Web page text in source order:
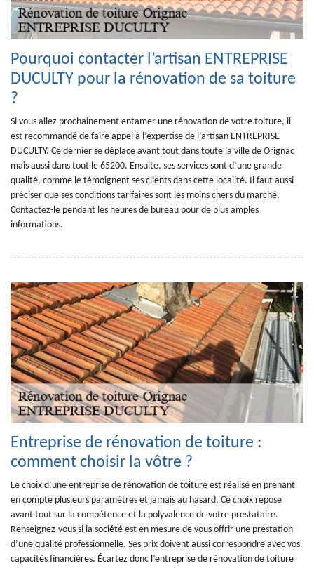
Pourquoi contacter l’artisan ENTREPRISE
DUCULTY pour la rénovation de sa toiture
?
Si vous allez prochainement entamer une rénovation de votre toiture, il
est recommandé de faire appel à l’expertise de l’artisan ENTREPRISE
DUCULTY. Ce dernier se déplace avant tout dans toute la ville de Orignac
mais aussi dans tout le 65200. Ensuite, ses services sont d’une grande
qualité, comme le témoignent ses clients dans cette localité. Il faut aussi
préciser que ses conditions tarifaires sont les moins chers du marché.
Contactez-le pendant les heures de bureau pour de plus amples
informations.
Entreprise de rénovation de toiture :
comment choisir la vôtre ?
Le choix d’une entreprise de rénovation de toiture est réalisé en prenant
en compte plusieurs paramètres et jamais au hasard. Ce choix repose
avant tout sur la compétence et la polyvalence de votre prestataire.
Renseignez-vous si la société est en mesure de vous offrir une prestation
d’une qualité professionnelle. Ses prix doivent aussi correspondre avec vos
capacités financières. Écartez donc l’entreprise de rénovation de toiture